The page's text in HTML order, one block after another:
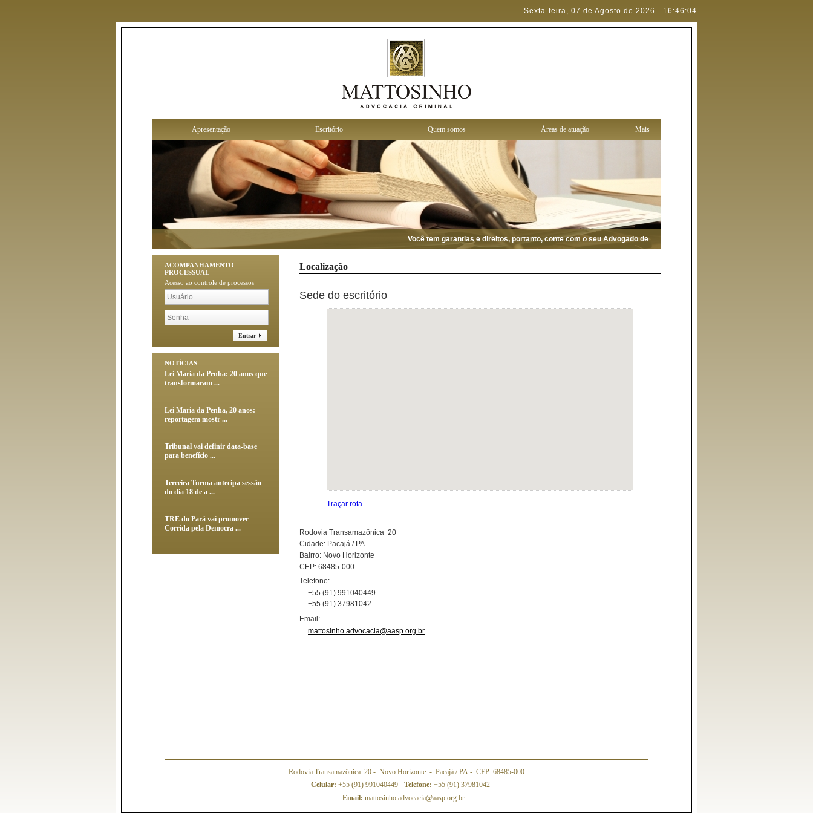
Sexta-feira, 07 de Agosto de 2026 - 16:46:04
Apresentação Escritório Quem somos Áreas de atuação Mais
Você tem garantias e direitos, portanto, conte com o seu Advogado de confiança para defendê-lo (a)
ACOMPANHAMENTO
PROCESSUAL
Acesso ao controle de processos
Entrar
NOTÍCIAS
Lei Maria da Penha: 20 anos que
transformaram ...
Lei Maria da Penha, 20 anos:
reportagem mostr ...
Tribunal vai definir data-base
para benefício ...
Terceira Turma antecipa sessão
do dia 18 de a ...
TRE do Pará vai promover
Corrida pela Democra ...
Localização
Sede do escritório
Traçar rota
Rodovia Transamazônica 20
Cidade: Pacajá / PA
Bairro: Novo Horizonte
CEP: 68485-000
Telefone:
+55 (91) 991040449
+55 (91) 37981042
Email:
mattosinho.advocacia@aasp.org.br
Rodovia Transamazônica 20 - Novo Horizonte - Pacajá / PA - CEP: 68485-000
Celular: +55 (91) 991040449 Telefone: +55 (91) 37981042
Email: mattosinho.advocacia@aasp.org.br